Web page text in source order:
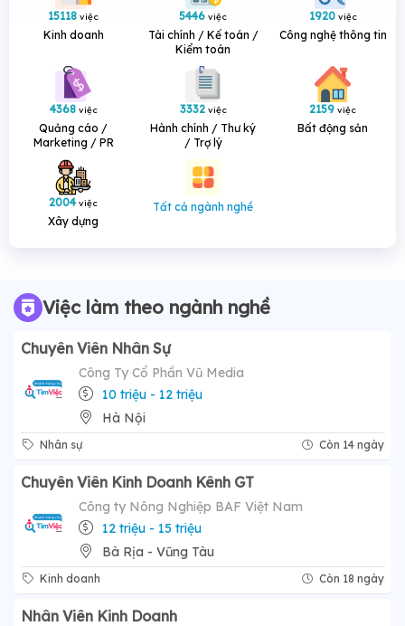
15118 việc
Kinh doanh
5446 việc
Tài chính / Kế toán /
Kiểm toán
1920 việc
Công nghệ thông tin
4368 việc
Quảng cáo /
Marketing / PR
3332 việc
Hành chính / Thư ký
/ Trợ lý
2159 việc
Bất động sản
2004 việc
Xây dựng
Tất cả ngành nghề
Việc làm theo ngành nghề
Chuyên Viên Nhân Sự
Công Ty Cổ Phần Vũ Media
10 triệu - 12 triệu
Hà Nội
Nhân sự Còn 14 ngày
Chuyên Viên Kinh Doanh Kênh GT
Công ty Nông Nghiệp BAF Việt Nam
12 triệu - 15 triệu
Bà Rịa - Vũng Tàu
Kinh doanh Còn 18 ngày
Nhân Viên Kinh Doanh